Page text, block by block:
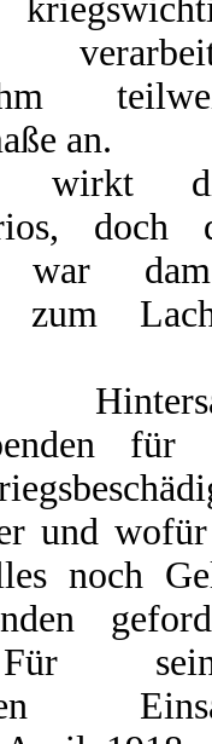
an.
wirkt
doch
war
zum
für
und
noch